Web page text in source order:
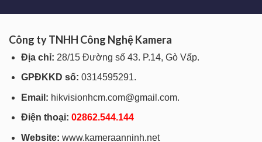
Công ty TNHH Công Nghệ Kamera
Địa chỉ: 28/15 Đường số 43. P.14, Gò Vấp.
GPĐKKD số: 0314595291.
Email: hikvisionhcm.com@gmail.com.
Điện thoại: 02862.544.144
Website: www.kameraanninh.net